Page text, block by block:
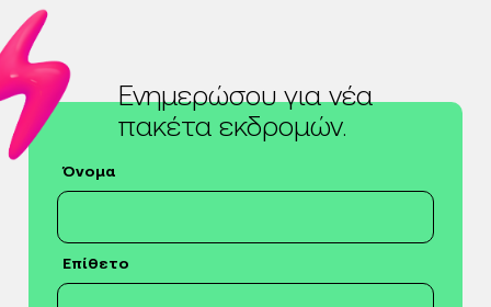
Ενημερώσου για νέα
πακέτα εκδρομών.
Όνομα
Επίθετο